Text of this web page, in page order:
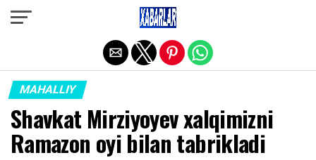
MAHALLIY
Shavkat Mirziyoyev xalqimizni
Ramazon oyi bilan tabrikladi
Exit mobile version